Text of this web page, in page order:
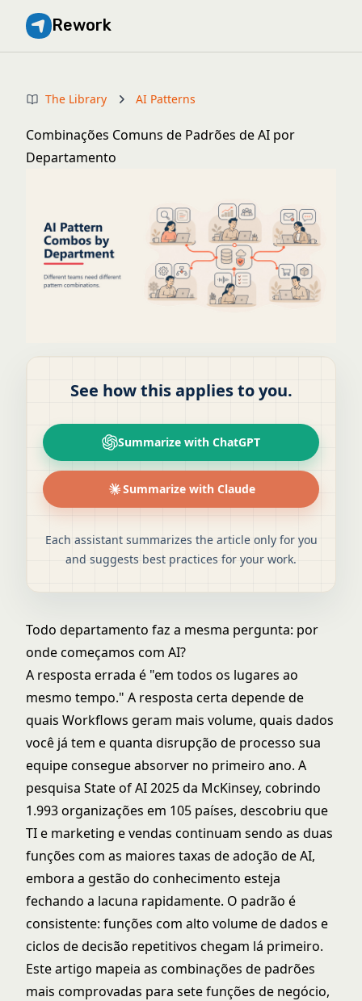
Rework
The Library AI Patterns
Combinações Comuns de Padrões de AI por
Departamento
See how this applies to you.
Summarize with ChatGPT
Summarize with Claude
Each assistant summarizes the article only for you
and suggests best practices for your work.
Todo departamento faz a mesma pergunta: por
onde começamos com AI?
A resposta errada é "em todos os lugares ao
mesmo tempo." A resposta certa depende de
quais Workflows geram mais volume, quais dados
você já tem e quanta disrupção de processo sua
equipe consegue absorver no primeiro ano. A
pesquisa State of AI 2025 da McKinsey, cobrindo
1.993 organizações em 105 países, descobriu que
TI e marketing e vendas continuam sendo as duas
funções com as maiores taxas de adoção de AI,
embora a gestão do conhecimento esteja
fechando a lacuna rapidamente. O padrão é
consistente: funções com alto volume de dados e
ciclos de decisão repetitivos chegam lá primeiro.
Este artigo mapeia as combinações de padrões
mais comprovadas para sete funções de negócio,